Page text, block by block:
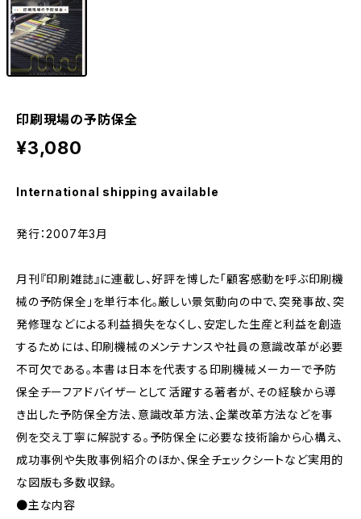
印刷現場の予防保全
¥3,080
International shipping available
発行：2007年3月
月刊『印刷雑誌』に連載し、好評を博した「顧客感動を呼ぶ印刷機
械の予防保全」を単行本化。厳しい景気動向の中で、突発事故、突
発修理などによる利益損失をなくし、安定した生産と利益を創造
するためには、印刷機械のメンテナンスや社員の意識改革が必要
不可欠である。本書は日本を代表する印刷機械メーカーで予防
保全チーフアドバイザーとして活躍する著者が、その経験から導
き出した予防保全方法、意識改革方法、企業改革方法などを事
例を交え丁寧に解説する。予防保全に必要な技術論から心構え、
成功事例や失敗事例紹介のほか、保全チェックシートなど実用的
な図版も多数収録。
●主な内容